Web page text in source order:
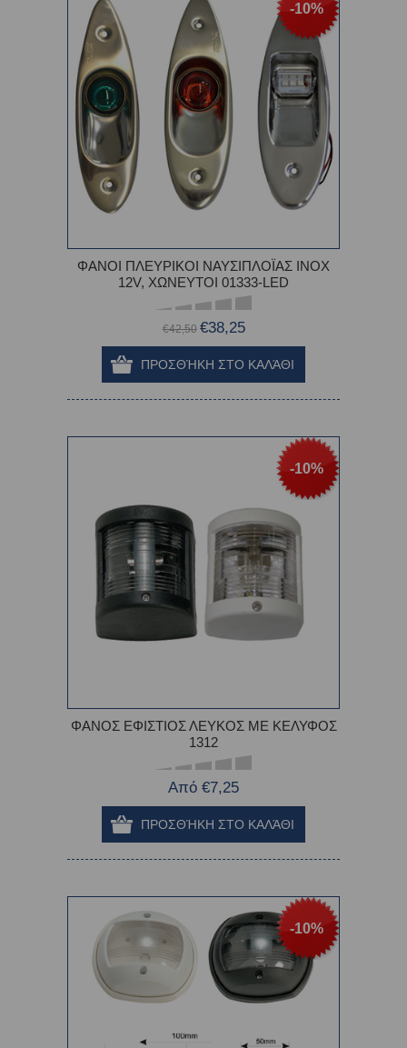
-10%
ΦΑΝΟΙ ΠΛΕΥΡΙΚΟΙ ΝΑΥΣΙΠΛΟΪΑΣ ΙΝΟΧ
12V, ΧΩΝΕΥΤΟΙ 01333-LED
€42,50 €38,25
-10%
ΦΑΝΟΣ ΕΦΙΣΤΙΟΣ ΛΕΥΚΟΣ ME ΚΕΛΥΦΟΣ
1312
Από €7,25
-10%